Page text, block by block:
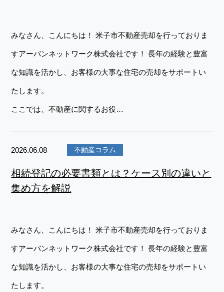
みなさん、こんにちは！ 米子市不動産売却を行っておりま
すアーバンネットワーク株式会社です！ 長年の経験と豊富
な知識を活かし、お客様の大事な住宅の売却をサポートい
たします。
ここでは、不動産に関するお役…
相続登記の必要書類とは？ケース別の違いと
集め方を解説
2026.06.08 不動産コラム
みなさん、こんにちは！ 米子市不動産売却を行っておりま
すアーバンネットワーク株式会社です！ 長年の経験と豊富
な知識を活かし、お客様の大事な住宅の売却をサポートい
たします。